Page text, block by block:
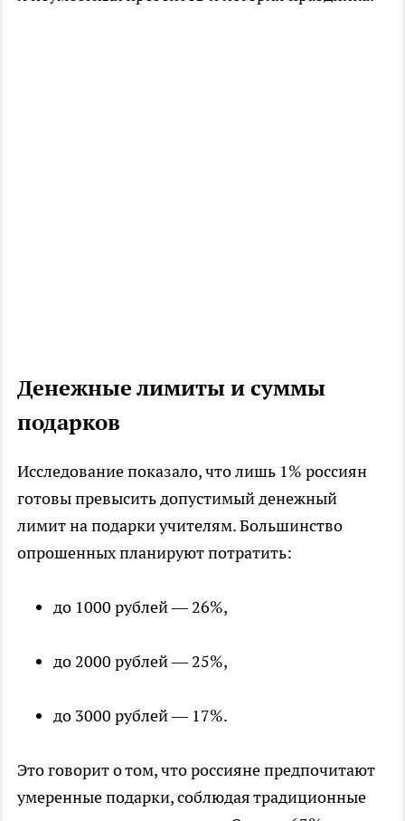
Денежные лимиты и суммы
подарков
Исследование показало, что лишь 1% россиян
готовы превысить допустимый денежный
лимит на подарки учителям. Большинство
опрошенных планируют потратить:
до 1000 рублей — 26%,
до 2000 рублей — 25%,
до 3000 рублей — 17%.
Это говорит о том, что россияне предпочитают
умеренные подарки, соблюдая традиционные